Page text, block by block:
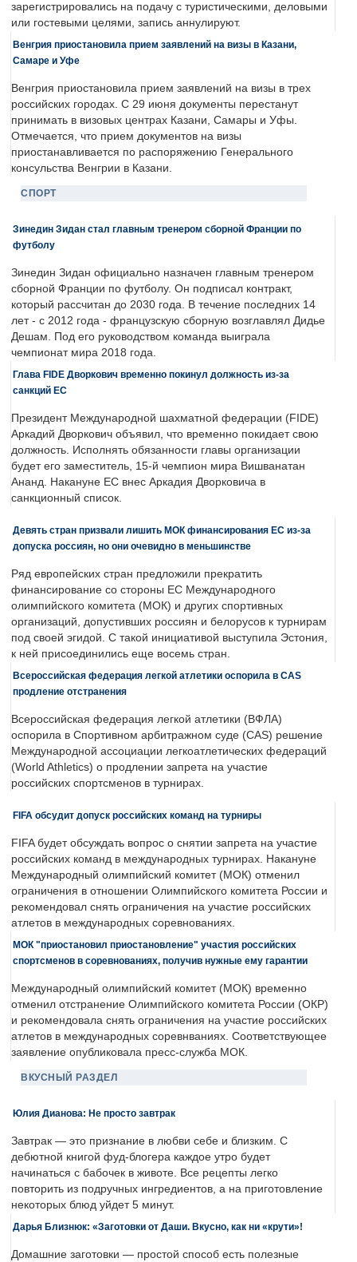
зарегистрировались на подачу с туристическими, деловыми
или гостевыми целями, запись аннулируют.
Венгрия приостановила прием заявлений на визы в Казани,
Самаре и Уфе
Венгрия приостановила прием заявлений на визы в трех
российских городах. С 29 июня документы перестанут
принимать в визовых центрах Казани, Самары и Уфы.
Отмечается, что прием документов на визы
приостанавливается по распоряжению Генерального
консульства Венгрии в Казани.
СПОРТ
Зинедин Зидан стал главным тренером сборной Франции по
футболу
Зинедин Зидан официально назначен главным тренером
сборной Франции по футболу. Он подписал контракт,
который рассчитан до 2030 года. В течение последних 14
лет - с 2012 года - французскую сборную возглавлял Дидье
Дешам. Под его руководством команда выиграла
чемпионат мира 2018 года.
Глава FIDE Дворкович временно покинул должность из-за
санкций ЕС
Президент Международной шахматной федерации (FIDE)
Аркадий Дворкович объявил, что временно покидает свою
должность. Исполнять обязанности главы организации
будет его заместитель, 15-й чемпион мира Вишванатан
Ананд. Накануне ЕС внес Аркадия Дворковича в
санкционный список.
Девять стран призвали лишить МОК финансирования ЕС из-за
допуска россиян, но они очевидно в меньшинстве
Ряд европейских стран предложили прекратить
финансирование со стороны ЕС Международного
олимпийского комитета (МОК) и других спортивных
организаций, допустивших россиян и белорусов к турнирам
под своей эгидой. С такой инициативой выступила Эстония,
к ней присоединились еще восемь стран.
Всероссийская федерация легкой атлетики оспорила в CAS
продление отстранения
Всероссийская федерация легкой атлетики (ВФЛА)
оспорила в Спортивном арбитражном суде (CAS) решение
Международной ассоциации легкоатлетических федераций
(World Athletics) о продлении запрета на участие
российских спортсменов в турнирах.
FIFA обсудит допуск российских команд на турниры
FIFA будет обсуждать вопрос о снятии запрета на участие
российских команд в международных турнирах. Накануне
Международный олимпийский комитет (МОК) отменил
ограничения в отношении Олимпийского комитета России и
рекомендовал снять ограничения на участие российских
атлетов в международных соревнованиях.
МОК "приостановил приостановление" участия российских
спортсменов в соревнованиях, получив нужные ему гарантии
Международный олимпийский комитет (МОК) временно
отменил отстранение Олимпийского комитета России (ОКР)
и рекомендовала снять ограничения на участие российских
атлетов в международных соревнваниях. Соответствующее
заявление опубликовала пресс-служба МОК.
ВКУСНЫЙ РАЗДЕЛ
Юлия Дианова: Не просто завтрак
Завтрак — это признание в любви себе и близким. С
дебютной книгой фуд-блогера каждое утро будет
начинаться с бабочек в животе. Все рецепты легко
повторить из подручных ингредиентов, а на приготовление
некоторых блюд уйдет 5 минут.
Дарья Близнюк: «Заготовки от Даши. Вкусно, как ни «крути»!
Домашние заготовки — простой способ есть полезные